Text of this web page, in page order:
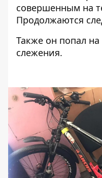
совершенным на
Продолжаются
Также он попал
слежения.